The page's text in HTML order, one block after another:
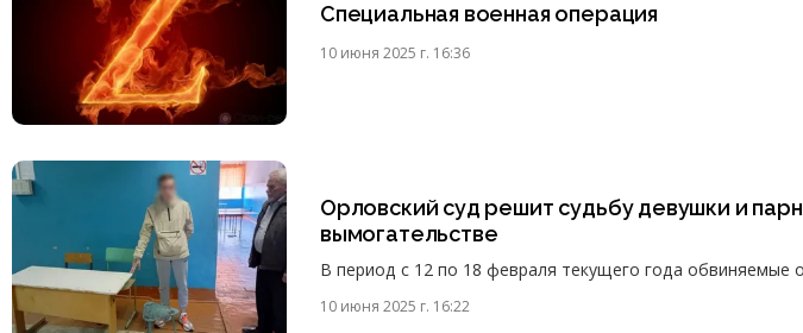
Специальная военная операция
10 июня 2025 г. 16:36
Орловский суд решит судьбу девушки и
вымогательстве
В период с 12 по 18 февраля текущего года обвиняемые
10 июня 2025 г. 16:22